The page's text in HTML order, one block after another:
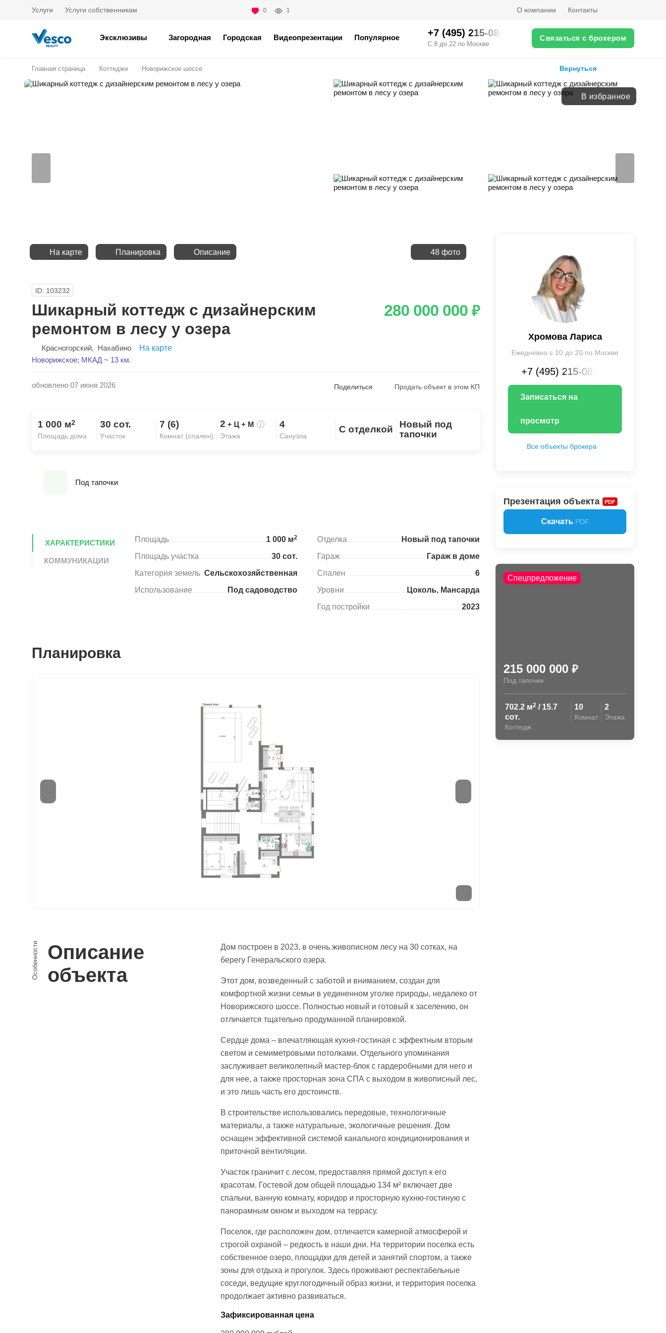
Услуги Услуги собственникам 0 1 О компании Контакты
Эксклюзивы Загородная Городская Видеопрезентации Популярное +7 (495) 215-08-XX
С 8 до 22 по Москве
Связаться с брокером
Главная страница Коттеджи Новорижское шоссе Вернуться
В избранное
На карте Планировка Описание 48 фото
ID: 103232
Шикарный коттедж с дизайнерским
ремонтом в лесу у озера
280 000 000 ₽
Красногорский, Нахабино
На карте
Новорижское; МКАД ~ 13 км.
обновлено 07 июня 2026 Поделиться
Скопировать ссылку
Продать объект в этом КП
1 000 м2
Площадь дома
30 сот.
Участок
7 (6)
Комнат (спален)
2 + Ц+ М ⓘ
Этажа
4
Санузла
С отделкой
Новый под
тапочки
Под тапочки
ХАРАКТЕРИСТИКИ
КОММУНИКАЦИИ
Площадь 1 000 м2
Площадь участка
30 сот.
Категория земель Сельскохозяйственная
Использование
Под садоводство
Отделка
Новый под тапочки
Гараж
Гараж в доме
Спален
6
Уровни
Цоколь, Мансарда
Год постройки
2023
Планировка
Особенности Описание
объекта
Дом построен в 2023, в очень живописном лесу на 30 сотках, на
берегу Генеральского озера.
Этот дом, возведенный с заботой и вниманием, создан для
комфортной жизни семьи в уединенном уголке природы, недалеко от
Новорижского шоссе. Полностью новый и готовый к заселению, он
отличается тщательно продуманной планировкой.
Сердце дома – впечатляющая кухня-гостиная с эффектным вторым
светом и семиметровыми потолками. Отдельного упоминания
заслуживает великолепный мастер-блок с гардеробными для него и
для нее, а также просторная зона СПА с выходом в живописный лес,
и это лишь часть его достоинств.
В строительстве использовались передовые, технологичные
материалы, а также натуральные, экологичные решения. Дом
оснащен эффективной системой канального кондиционирования и
приточной вентиляции.
Участок граничит с лесом, предоставляя прямой доступ к его
красотам. Гостевой дом общей площадью 134 м² включает две
спальни, ванную комнату, коридор и просторную кухню-гостиную с
панорамным окном и выходом на террасу.
Поселок, где расположен дом, отличается камерной атмосферой и
строгой охраной – редкость в наши дни. На территории поселка есть
собственное озеро, площадки для детей и занятий спортом, а также
зоны для отдыха и прогулок. Здесь проживают респектабельные
соседи, ведущие круглогодичный образ жизни, и территория поселка
продолжает активно развиваться.
Зафиксированная цена
Хромова Лариса
Ежедневно с 10 до 20 по Москве
+7 (495) 215-08-XX
Записаться на
просмотр
Все объекты брокера
Презентация объекта PDF
Скачать PDF
Спецпредложение
215 000 000 ₽
Под тапочки
702.2 м2 / 15.7
сот.
Коттедж
10
Комнат
2
Этажа